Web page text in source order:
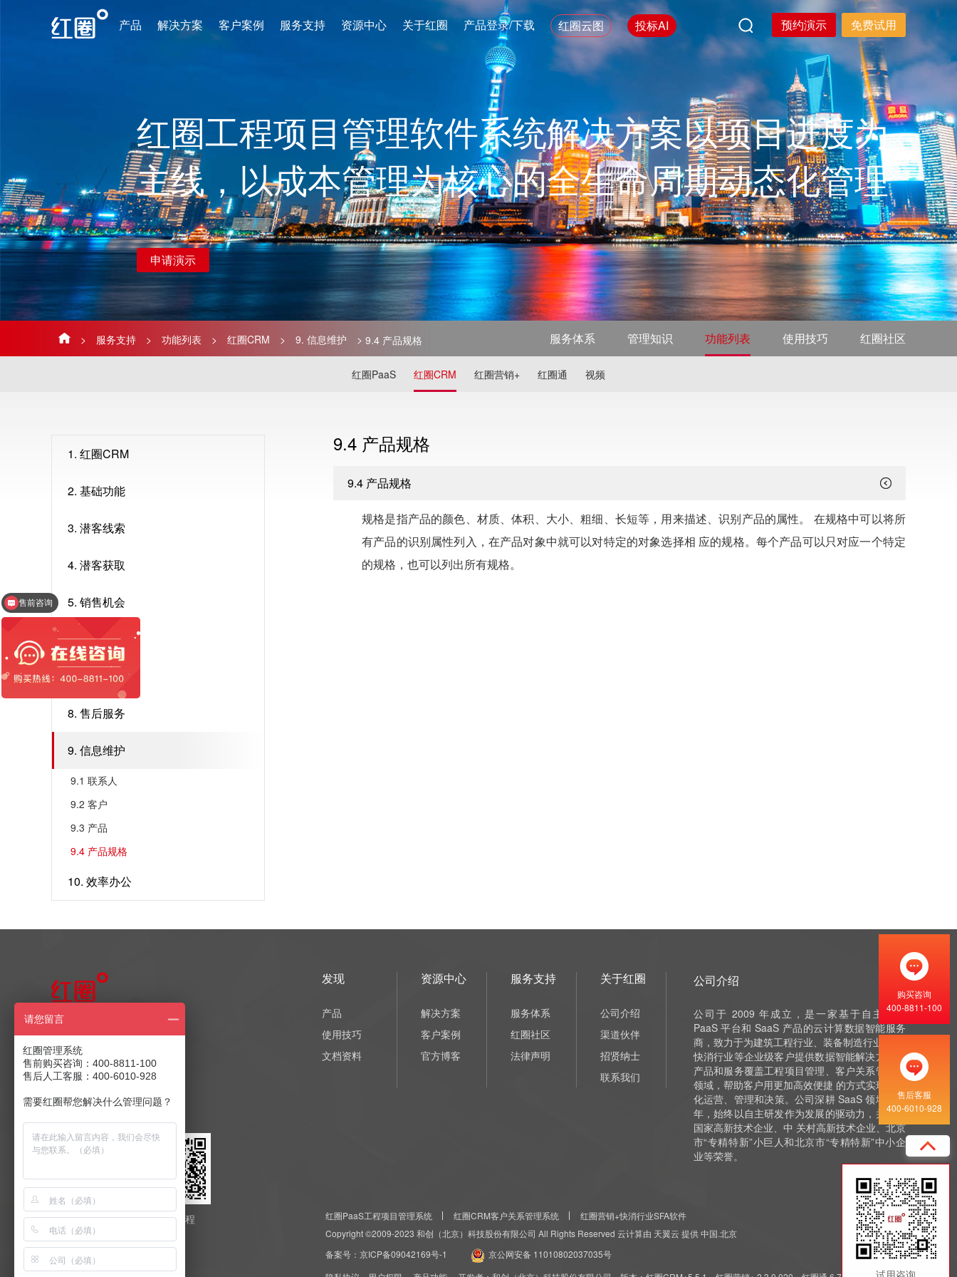
产品 解决方案 客户案例 服务支持 资源中心 关于红圈 产品登录/下载 红圈云图 投标AI 预约演示 免费试用
红圈工程项目管理软件系统解决方案以项目进度为
主线，以成本管理为核心的全生命周期动态化管理
申请演示
> 服务支持 > 功能列表 > 红圈CRM > 9. 信息维护 > 9.4 产品规格 服务体系 管理知识 功能列表 使用技巧 红圈社区
红圈PaaS 红圈CRM 红圈营销+ 红圈通 视频
1. 红圈CRM
2. 基础功能
3. 潜客线索
4. 潜客获取
5. 销售机会
6. 销售跟进
7. 合约交付
8. 售后服务
9. 信息维护
9.1 联系人
9.2 客户
9.3 产品
9.4 产品规格
10. 效率办公
9.4 产品规格
9.4 产品规格
规格是指产品的颜色、材质、体积、大小、粗细、长短等，用来描述、识别产品的属性。 在规格中可以将所
有产品的识别属性列入，在产品对象中就可以对特定的对象选择相 应的规格。每个产品可以只对应一个特定
的规格，也可以列出所有规格。
售前产品咨询
400-8811-100
售后客服：400-6010-928
商务合作：
发送至邮箱
红圈云 红圈工程
发现
产品
使用技巧
文档资料
资源中心
解决方案
客户案例
官方博客
服务支持
服务体系
红圈社区
法律声明
关于红圈
公司介绍
渠道伙伴
招贤纳士
联系我们
公司介绍
公司于 2009 年成立，是一家基于自主研发
PaaS 平台和 SaaS 产品的云计算数据智能服务
商，致力于为建筑工程行业、装备制造行业 和泛
快消行业等企业级客户提供数据智能解决方案，
产品和服务覆盖工程项目管理、客户关系管理等
领域，帮助客户用更加高效便捷 的方式实现数字
化运营、管理和决策。公司深耕 SaaS 领域十余
年，始终以自主研发作为发展的驱动力，并获评
国家高新技术企业、中 关村高新技术企业、北京
市“专精特新”小巨人和北京市“专精特新”中小企
业等荣誉。
红圈PaaS工程项目管理系统 红圈CRM客户关系管理系统
红圈营销+快消行业SFA软件
Copyright ©2009-2023 和创（北京）科技股份有限公司 All Rights Reserved 云计算由 天翼云 提供 中国.北京
备案号：京ICP备09042169号-1
京公网安备 11010802037035号
购买咨询
400-8811-100
售后客服
400-6010-928
试用咨询
售前咨询
售后客服
请您留言
红圈管理系统
售前购买咨询：400-8811-100
售后人工客服：400-6010-928
需要红圈帮您解决什么管理问题？